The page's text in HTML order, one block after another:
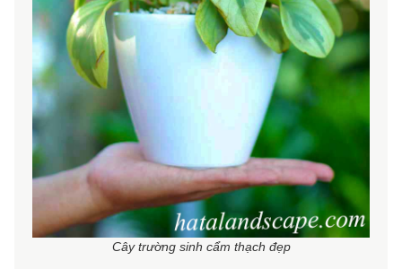
Cây trường sinh cẩm thạch đẹp